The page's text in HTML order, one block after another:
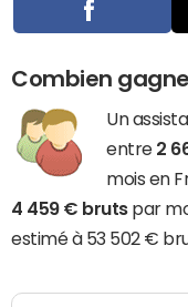
Combien
Un
entre 2
mois en
4 459 € brutspar
estimé à 53 502 €